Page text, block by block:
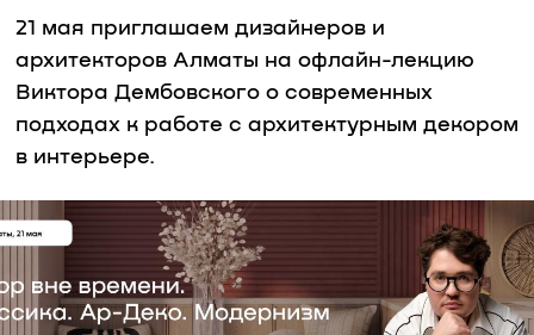
21 мая приглашаем дизайнеров и
архитекторов Алматы на офлайн-лекцию
Виктора Дембовского о современных
подходах к работе с архитектурным декором
в интерьере.